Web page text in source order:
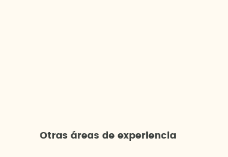
Otras áreas de experiencia